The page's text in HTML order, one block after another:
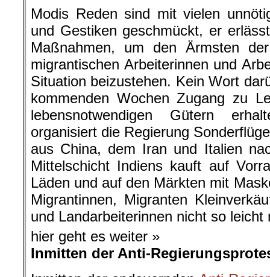
Modis Reden sind mit vielen
und Gestiken geschmückt, er
Maßnahmen, um den Ärmsten
migrantischen Arbeiterinnen und
Situation beizustehen. Kein Wort
kommenden Wochen Zugang zu
lebensnotwendigen Gütern
organisiert die Regierung
aus China, dem Iran und Italien
Mittelschicht Indiens kauft auf
Läden und auf den Märkten mit
Migrantinnen, Migranten
und Landarbeiterinnen nicht so leicht
hier geht es weiter »
Inmitten der Anti-